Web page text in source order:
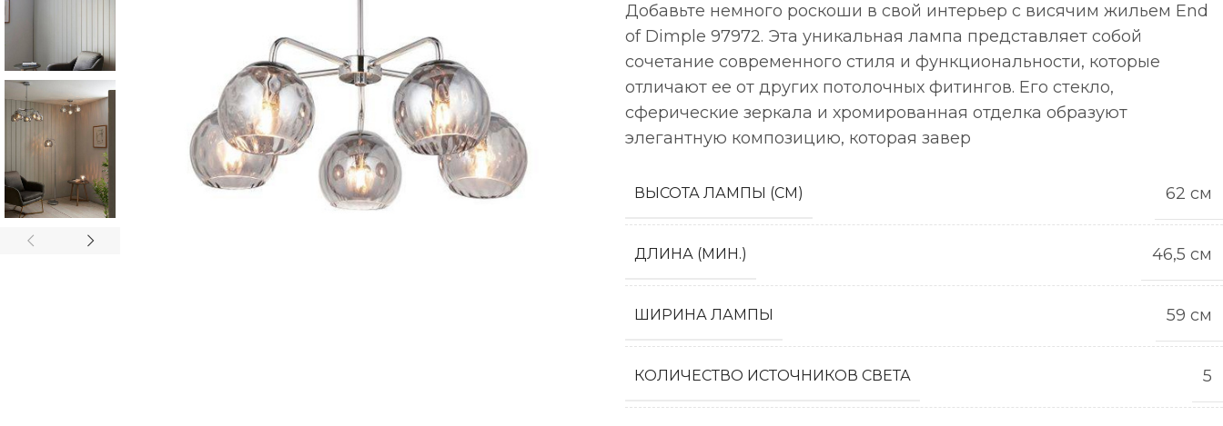
Добавьте немного роскоши в свой интерьер с висячим жильем End
of Dimple 97972. Эта уникальная лампа представляет собой
сочетание современного стиля и функциональности, которые
отличают ее от других потолочных фитингов. Его стекло,
сферические зеркала и хромированная отделка образуют
элегантную композицию, которая завер
ВЫСОТА ЛАМПЫ (СМ) 62 см
ДЛИНА (МИН.) 46,5 см
ШИРИНА ЛАМПЫ 59 см
КОЛИЧЕСТВО ИСТОЧНИКОВ СВЕТА 5